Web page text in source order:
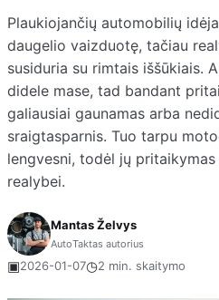
Plaukiojančių automobilių
daugelio vaizduotę, tačiau
susiduria su rimtais iššūkiais.
didele mase, tad bandant
galiausiai gaunamas arba
sraigtasparnis. Tuo tarpu
lengvesni, todėl jų
realybei.
Mantas Želvys
AutoTaktas autorius
▣2026-01-07◷2 min. skaitymo